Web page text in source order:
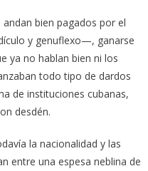
bien pagados por el
y genuflexo—, ganarse
ya no hablan bien ni los
todo tipo de dardos
de instituciones cubanas,
desdén.
la nacionalidad y las
entre una espesa neblina de